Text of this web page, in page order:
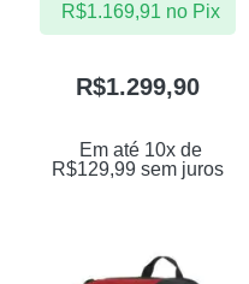
R$1.299,90
Em até 10x de
R$129,99 sem juros
R$1.169,91 no Pix